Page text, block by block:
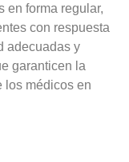
en forma regular,
con respuesta
adecuadas y
garanticen la
los médicos en